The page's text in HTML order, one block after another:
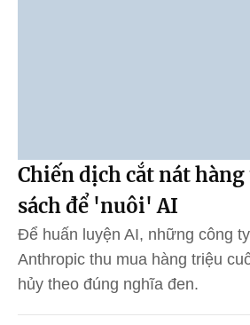
Chiến dịch cắt nát
sách để 'nuôi' AI
Để huấn luyện AI, những công
Anthropic thu mua hàng triệu
hủy theo đúng nghĩa đen.